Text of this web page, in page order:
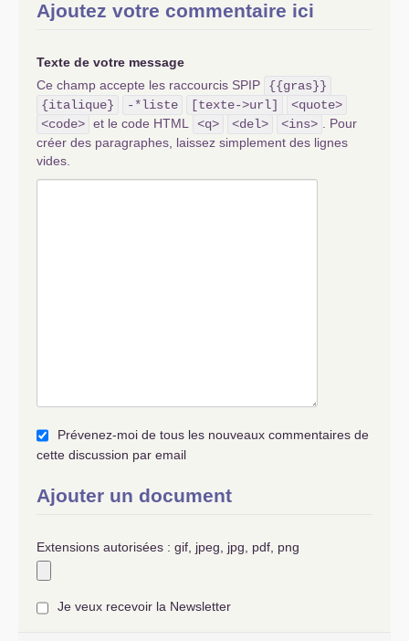
Ajoutez votre commentaire ici
Texte de votre message
Ce champ accepte les raccourcis SPIP
{{gras}}
{italique}
-*liste [texte->url]
<quote>
<code> et le code HTML <q> <del> <ins>
. Pour
créer des paragraphes, laissez simplement des lignes
vides.
Prévenez-moi de tous les nouveaux commentaires de
cette discussion par email
Ajouter un document
Extensions autorisées : gif, jpeg, jpg, pdf, png
Je veux recevoir la Newsletter